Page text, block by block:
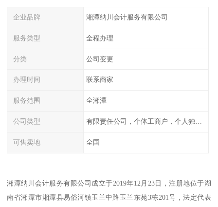
企业品牌 湘潭纳川会计服务有限公司
服务类型 全程办理
分类 公司变更
办理时间 联系商家
服务范围 全湘潭
公司类型
可售卖地 全国
湘潭纳川会计服务有限公司成立于2019年12月23日，注册地位于湖
南省湘潭市湘潭县易俗河镇玉兰中路玉兰东苑3栋201号，法定代表